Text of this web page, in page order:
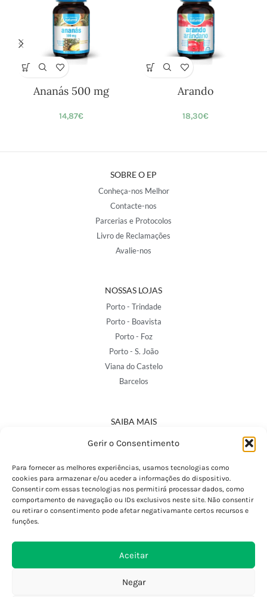
Gerir o Consentimento
Para fornecer as melhores experiências, usamos tecnologias como
cookies para armazenar e/ou aceder a informações do dispositivo.
Consentir com essas tecnologias nos permitirá processar dados, como
comportamento de navegação ou IDs exclusivos neste site. Não consentir
ou retirar o consentimento pode afetar negativamante certos recursos e
funções.
Aceitar
Negar
Ananás 500 mg
14,87€
Arando
18,30€
SOBRE O EP
Conheça-nos Melhor
Contacte-nos
Parcerias e Protocolos
Livro de Reclamações
Avalie-nos
NOSSAS LOJAS
Porto - Trindade
Porto - Boavista
Porto - Foz
Porto - S. João
Viana do Castelo
Barcelos
SAIBA MAIS
Política de Privacidade
Termos e Condições
Perguntas Frequentes
Custos de Envio
Encomendas Internacionais
Devoluções e Trocas